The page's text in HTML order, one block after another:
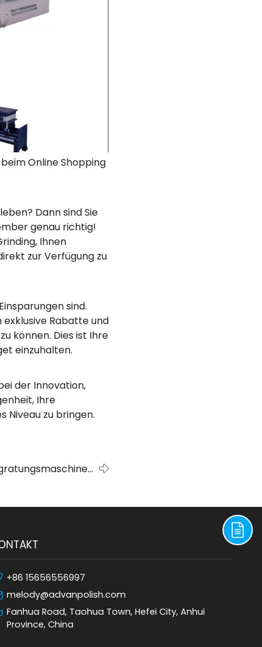
Online Shopping
Dann sind Sie
genau richtig!
Ihnen
zur Verfügung zu
sind.
Rabatte und
können. Dies ist Ihre
einzuhalten.
der Innovation,
Ihre
Niveau zu bringen.
+86 15656556997
melody@advanpolish.com
Fanhua Road, Taohua Town, Hefei City, Anhui
Province, China